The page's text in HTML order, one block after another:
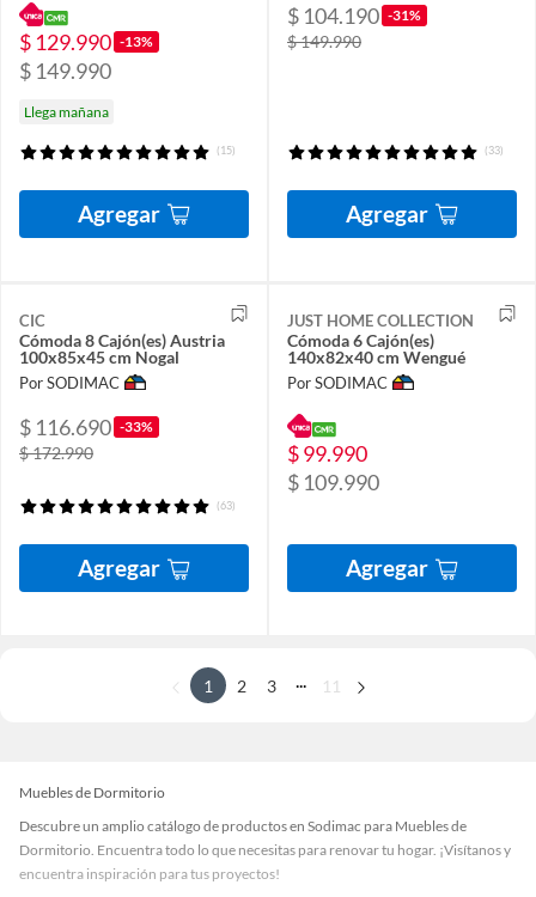
$ 129.990 -13%
$ 149.990
Llega mañana
(15)
Agregar
$ 104.190 -31%
$ 149.990
(33)
Agregar
CIC
Cómoda 8 Cajón(es) Austria
100x85x45 cm Nogal
Por SODIMAC
$ 116.690 -33%
$ 172.990
(63)
Agregar
JUST HOME COLLECTION
Cómoda 6 Cajón(es)
140x82x40 cm Wengué
Por SODIMAC
$ 99.990
$ 109.990
Agregar
1 2 3 11
Muebles de Dormitorio
Descubre un amplio catálogo de productos en Sodimac para Muebles de
Dormitorio. Encuentra todo lo que necesitas para renovar tu hogar. ¡Visítanos y
encuentra inspiración para tus proyectos!